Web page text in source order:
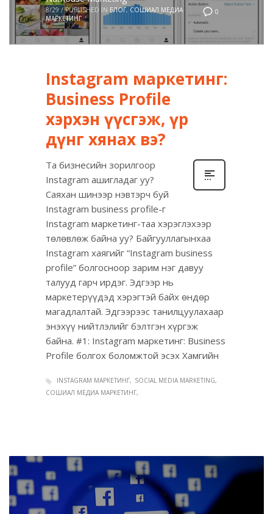
0
8/29 / PUBLISHED IN БЛОГ,СОШИАЛ МЕДИА
МАРКЕТИНГ
Instagram маркетинг:
Business Profile
хэрхэн үүсгэж, үр
дүнг хянах вэ?
Та бизнесийн зорилгоор
Instagram ашигладаг уу?
Саяхан шинээр нэвтэрч буй
Instagram business profile-г
Instagram маркетинг-таа хэрэглэхээр
төлөвлөж байна уу? Байгууллагынхаа
Instagram хаягийг “Instagram business
profile” болгосноор зарим нэг давуу
талууд гарч ирдэг. Эдгээр нь
маркетерүүдэд хэрэгтэй байх өндөр
магадлалтай. Эдгээрээс танилцуулахаар
энэхүү нийтлэлийг бэлтгэн хүргэж
байна. #1: Instagram маркетинг: Business
Profile болгох боломжтой эсэх Хамгийн
INSTAGRAM МАРКЕТИНГ
SOCIAL MEDIA MARKETING
СОШИАЛ МЕДИА МАРКЕТИНГ